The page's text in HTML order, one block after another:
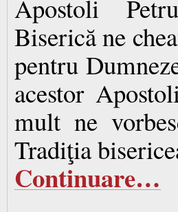
Apostoli
Biserică ne
pentru
acestor
mult ne
Tradiţia
Continuare…